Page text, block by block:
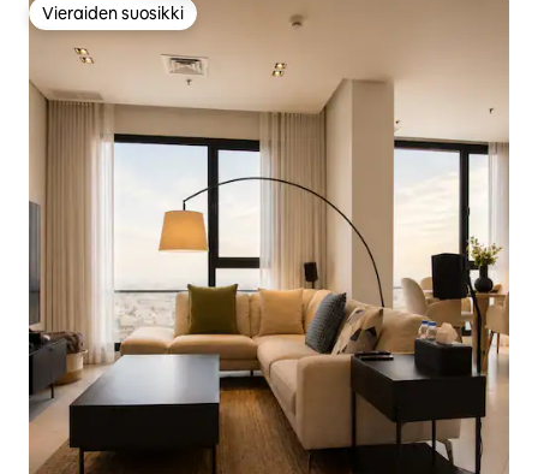
Vieraiden suosikki
Vieraiden suosikki